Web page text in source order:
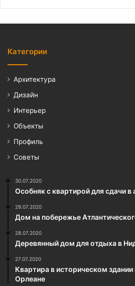
Категории
Архитектура
Дизайн
Интерьер
Объекты
Профиль
Советы
30.07.2020
Особняк с квартирой для сдачи
29.07.2020
Дом на побережье
28.07.2020
Деревянный дом для отдыха в
27.07.2020
Квартира в историческом
Орлеане